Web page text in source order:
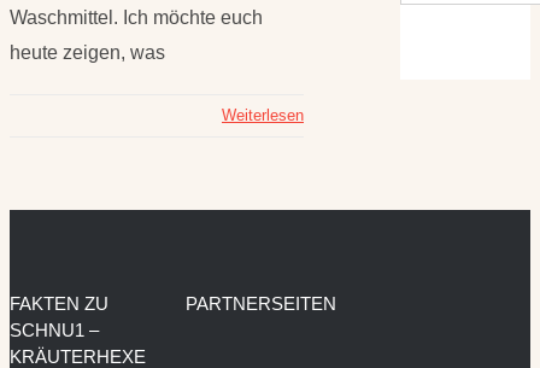
Waschmittel. Ich möchte euch
heute zeigen, was
Weiterlesen
FAKTEN ZU
SCHNU1 –
KRÄUTERHEXE
PARTNERSEITEN